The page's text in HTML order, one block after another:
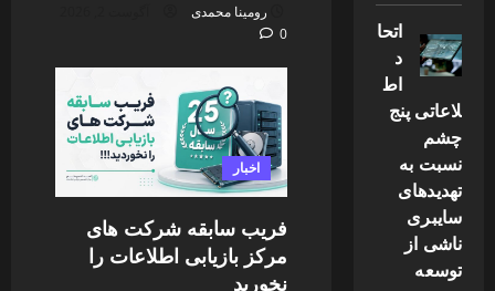
رومینا محمدی
0
اخبار
فریب سابقه شرکت های
مرکز بازیابی اطلاعات را
نخورید
اتحا
د
اط
لاعاتی پنج
چشم
نسبت به
تهدیدهای
سایبری
ناشی از
توسعه